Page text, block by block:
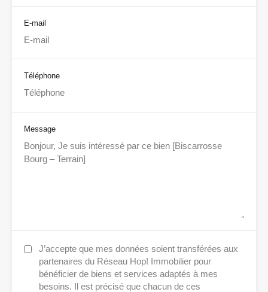
E-mail
Téléphone
Message
J’accepte que mes données soient transférées aux
partenaires du Réseau Hop! Immobilier pour
bénéficier de biens et services adaptés à mes
besoins. Il est précisé que chacun de ces